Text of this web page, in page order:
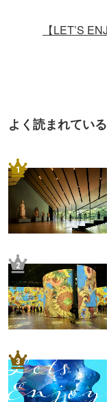
【LET’S
よく読まれてい
1
2
3